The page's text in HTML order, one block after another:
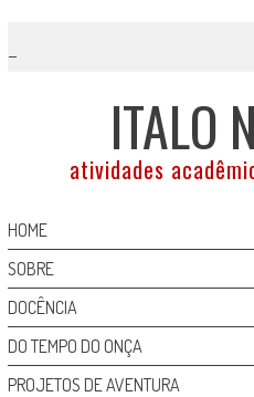
content
ITALO
atividades
HOME
SOBRE
DOCÊNCIA
DO TEMPO DO ONÇA
PROJETOS DE AVENTURA